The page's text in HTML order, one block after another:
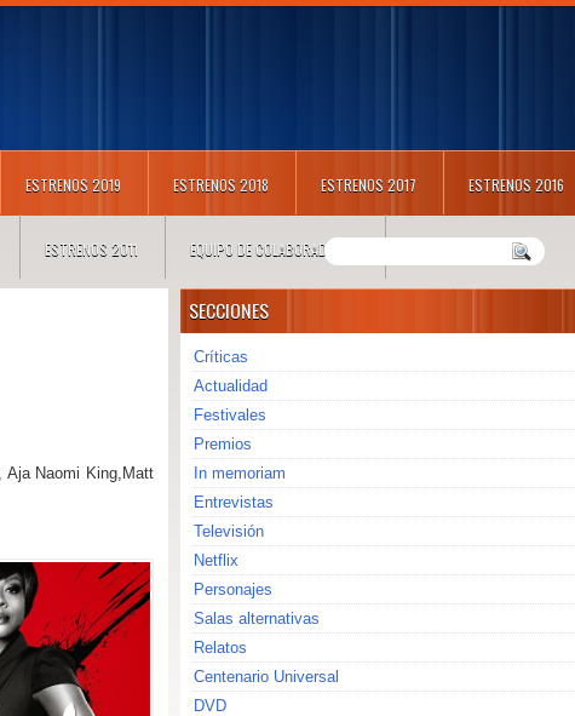
ESTRENOS 2019 ESTRENOS 2018 ESTRENOS 2017 ESTRENOS 2016
ESTRENOS 2011 EQUIPO DE COLABORADORES
Aja Naomi King,Matt
SECCIONES
Críticas
Actualidad
Festivales
Premios
In memoriam
Entrevistas
Televisión
Netflix
Personajes
Salas alternativas
Relatos
Centenario Universal
DVD